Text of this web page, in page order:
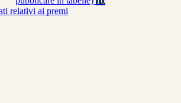
relativi ai premi